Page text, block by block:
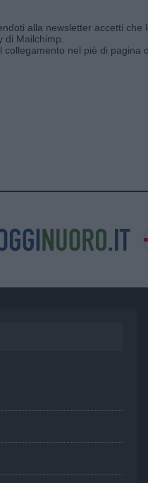
alla newsletter accetti
di Mailchimp
nel piè di pagina